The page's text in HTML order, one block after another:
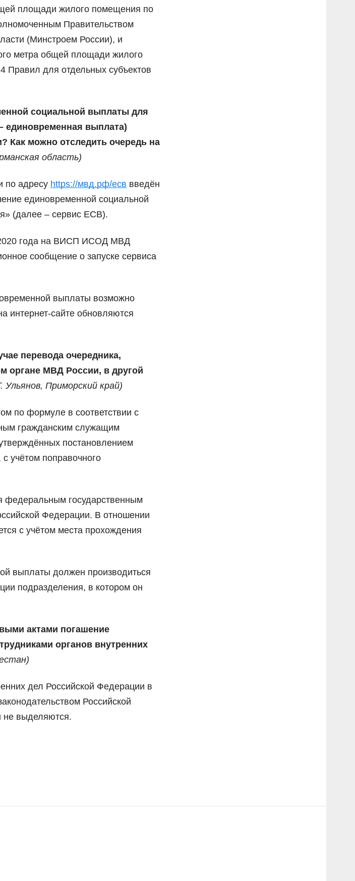
площади жилого помещения по
Правительством
(Минстроем России), и
метра общей площади жилого
Правил для отдельных субъектов
социальной выплаты для
едино­временная выплата)
Как можно отследить очередь на
область)
по адресу https://мвд.рф/есв введён
единовременной социальной
(далее – сервис ЕСВ).
года на ВИСП ИСОД МВД
сообщение о запуске сервиса
выплаты возможно
сайте обновляются
перевода очередника,
органе МВД России, в другой
Ульянов, Приморский край)
по формуле в соответствии с
гражданским служащим
постановлением
учётом поправочного
федеральным государственным
Федерации. В отношении
с учётом места прохождения
выплаты должен производиться
подразделения, в котором он
актами погашение
органов внутренних
дел Российской Федерации в
Российской
не выделяются.